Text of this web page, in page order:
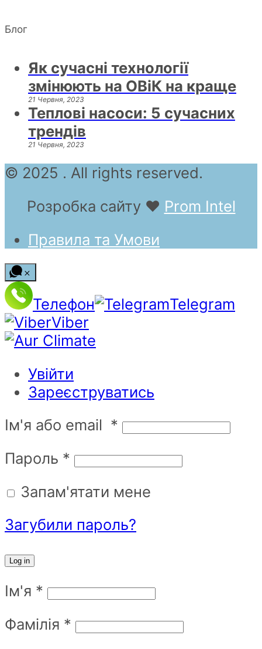
Блог
Як сучасні технології
змінюють на ОВіК на краще
21 Червня, 2023
Теплові насоси: 5 сучасних
трендів
21 Червня, 2023
© 2025 . All rights reserved.
Розробка сайту ❤ Prom Intel
Правила та Умови
Телефон
Telegram
Viber
Увійти
Зареєструватись
Ім'я або email *
Пароль *
Запам'ятати мене
Загубили пароль?
Log in
Ім'я *
Фамілія *